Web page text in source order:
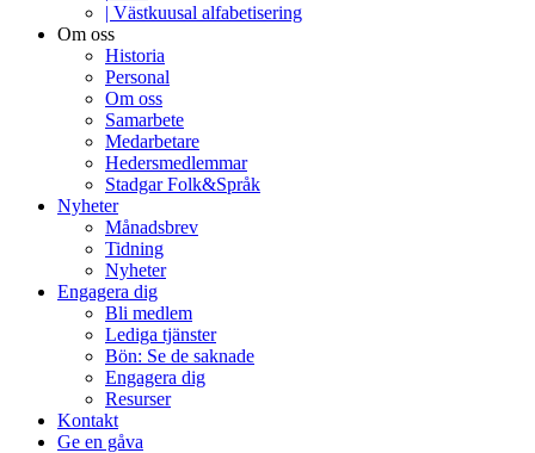
| Västkuusal alfabetisering
Om oss
Historia
Personal
Om oss
Samarbete
Medarbetare
Hedersmedlemmar
Stadgar Folk&Språk
Nyheter
Månadsbrev
Tidning
Nyheter
Engagera dig
Bli medlem
Lediga tjänster
Bön: Se de saknade
Engagera dig
Resurser
Kontakt
Ge en gåva